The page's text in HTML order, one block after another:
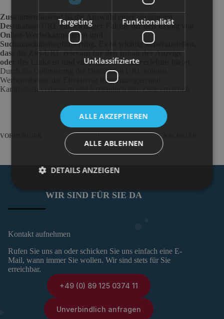
Zusammenfassend ist die Auswahl einer geeigneten
Destination-URL ein wichtiger Faktor für den Erfolg von
Online-Werbekampagnen und
Suchmaschinenoptimierung. Es ist wichtig sicherzustellen,
dass die Ziel-URL relevant für den Inhalt der Anzeige
oder des Links ist und ein positives Nutzererlebnis bietet.
Durch die Optimierung der Destination URL können
Werbetreibende die Effektivität ihrer Anzeigen und
Kampagnen verbessern und letztendlich ihre Ziele erreichen.
VORHERIGER
WIR SIND FÜR SIE DA
Kontakt aufnehmen
Rufen Sie uns an oder schicken Sie uns einfach eine E-
Mail, wann immer Sie wollen. Wir sind stets für Sie
erreichbar.
+49 (0) 89 125 0374 11
Unverbindlich anfragen
Targeting Funktionalität
Unklassifizierte
ALLE AKZEPTIEREN
ALLE ABLEHNEN
DETAILS ANZEIGEN